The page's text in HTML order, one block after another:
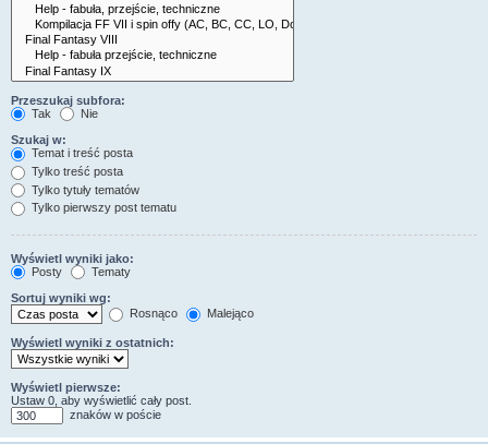
Przeszukaj subfora:
Tak
Nie
Szukaj w:
Temat i treść posta
Tylko treść posta
Tylko tytuły tematów
Tylko pierwszy post tematu
Wyświetl wyniki jako:
Posty
Tematy
Sortuj wyniki wg:
Rosnąco
Malejąco
Wyświetl wyniki z ostatnich:
Wyświetl pierwsze:
Ustaw 0, aby wyświetlić cały post.
znaków w poście